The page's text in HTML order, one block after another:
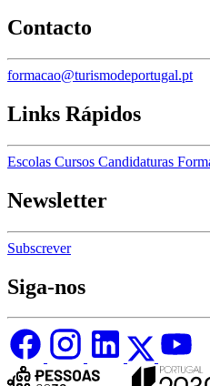
Contacto
formacao@turismodeportugal.pt
Links Rápidos
Escolas Cursos Candidaturas
Newsletter
Subscrever
Siga-nos